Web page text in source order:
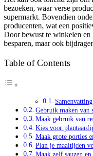
bezoeken, waar verse
supermarkt. Bovendien
producenten, wat een
Door bewust te winkelen en
besparen, maar ook
Table of Contents
Samenvatting
Gebruik maken van
Maak gebruik van
Kies voor
Maak grote porties
Plan je maaltijden
Maak zelf sauzen